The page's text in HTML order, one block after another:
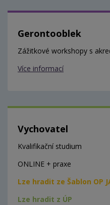
Gerontooblek
Zážitkové workshopy s
Více informací
Vychovatel
Kvalifikační studium
ONLINE + praxe
Lze hradit ze Šablon OP
Lze hradit z ÚP